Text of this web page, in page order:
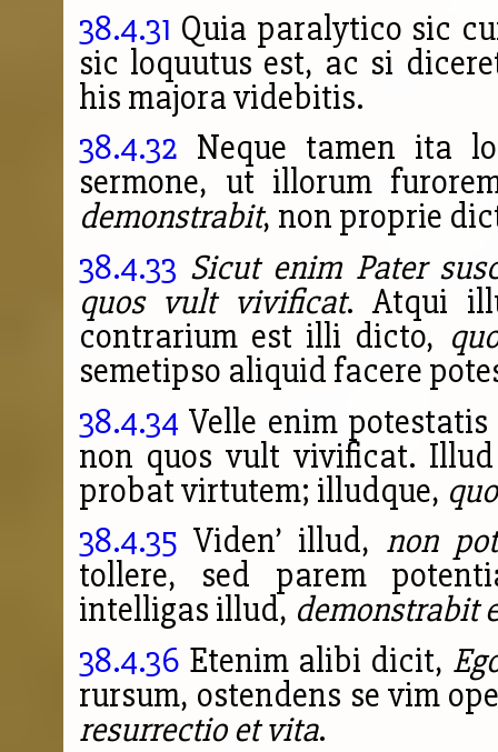
38.4.31 Quia paralytico sic
sic loquutus est, ac si
his majora videbitis.
38.4.32 Neque tamen ita
sermone, ut illorum
demonstrabit, non proprie
38.4.33 Sicut enim Pater
quos vult vivificat. Atqui
contrarium est illi dicto,
semetipso aliquid facere
38.4.34 Velle enim
non quos vult vivificat.
probat virtutem; illudque,
38.4.35 Viden’ illud, non
tollere, sed parem
intelligas illud, demonstrabit
38.4.36 Etenim alibi dicit,
rursum, ostendens se vim
resurrectio et vita.